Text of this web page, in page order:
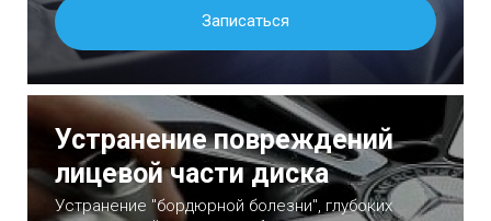
Записаться
Устранение повреждений
лицевой части диска
Устранение "бордюрной болезни", глубоких